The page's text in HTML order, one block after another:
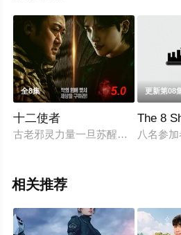
全8集 5.0
十二使者
古老邪灵力量一旦苏醒，整个韩国
更新第08
The 8
八名参
相关推荐